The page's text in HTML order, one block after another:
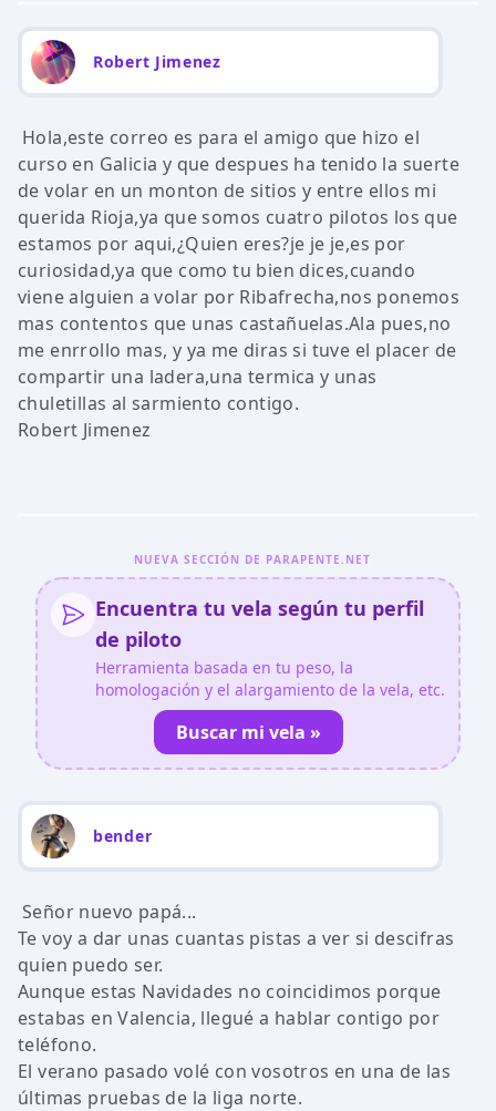
Robert Jimenez
Hola,este correo es para el amigo que hizo el
curso en Galicia y que despues ha tenido la suerte
de volar en un monton de sitios y entre ellos mi
querida Rioja,ya que somos cuatro pilotos los que
estamos por aqui,¿Quien eres?je je je,es por
curiosidad,ya que como tu bien dices,cuando
viene alguien a volar por Ribafrecha,nos ponemos
mas contentos que unas castañuelas.Ala pues,no
me enrrollo mas, y ya me diras si tuve el placer de
compartir una ladera,una termica y unas
chuletillas al sarmiento contigo.
Robert Jimenez
NUEVA SECCIÓN DE PARAPENTE.NET
Encuentra tu vela según tu perfil
de piloto
Herramienta basada en tu peso, la
homologación y el alargamiento de la vela, etc.
Buscar mi vela »
bender
Señor nuevo papá...
Te voy a dar unas cuantas pistas a ver si descifras
quien puedo ser.
Aunque estas Navidades no coincidimos porque
estabas en Valencia, llegué a hablar contigo por
teléfono.
El verano pasado volé con vosotros en una de las
últimas pruebas de la liga norte.